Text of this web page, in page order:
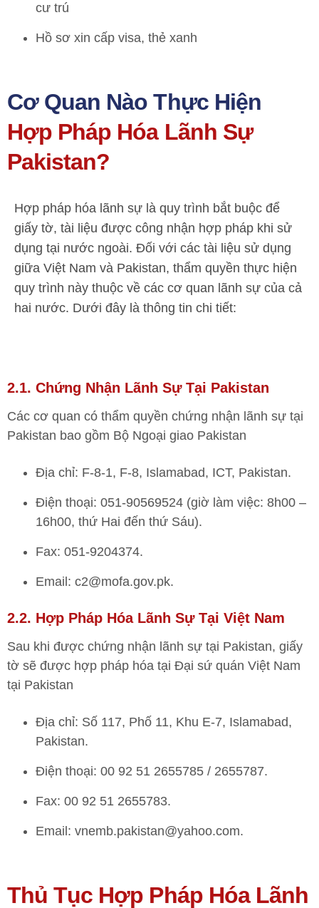
cư trú
Hồ sơ xin cấp visa, thẻ xanh
Cơ Quan Nào Thực Hiện
Hợp Pháp Hóa Lãnh Sự
Pakistan?
Hợp pháp hóa lãnh sự là quy trình bắt buộc để
giấy tờ, tài liệu được công nhận hợp pháp khi sử
dụng tại nước ngoài. Đối với các tài liệu sử dụng
giữa Việt Nam và Pakistan, thẩm quyền thực hiện
quy trình này thuộc về các cơ quan lãnh sự của cả
hai nước. Dưới đây là thông tin chi tiết:
2.1. Chứng Nhận Lãnh Sự Tại Pakistan
Các cơ quan có thẩm quyền chứng nhận lãnh sự tại
Pakistan bao gồm Bộ Ngoại giao Pakistan
Địa chỉ: F-8-1, F-8, Islamabad, ICT, Pakistan.
Điện thoại: 051-90569524 (giờ làm việc: 8h00 –
16h00, thứ Hai đến thứ Sáu).
Fax: 051-9204374.
Email: c2@mofa.gov.pk.
2.2. Hợp Pháp Hóa Lãnh Sự Tại Việt Nam
Sau khi được chứng nhận lãnh sự tại Pakistan, giấy
tờ sẽ được hợp pháp hóa tại Đại sứ quán Việt Nam
tại Pakistan
Địa chỉ: Số 117, Phố 11, Khu E-7, Islamabad,
Pakistan.
Điện thoại: 00 92 51 2655785 / 2655787.
Fax: 00 92 51 2655783.
Email: vnemb.pakistan@yahoo.com.
Thủ Tục Hợp Pháp Hóa Lãnh